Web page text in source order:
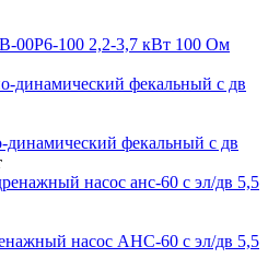
00P6-100 2,2-3,7 кВт 100 Ом
динамический фекальный с дв
насос АНС-60 с эл/дв 5,5